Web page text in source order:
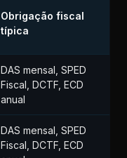
Obrigação fiscal
típica
DAS mensal, SPED
Fiscal, DCTF, ECD
anual
DAS mensal, SPED
Fiscal, DCTF, ECD